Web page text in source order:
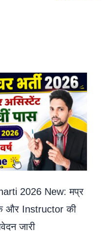
2026 New: मप्र
और Instructor की
जारी